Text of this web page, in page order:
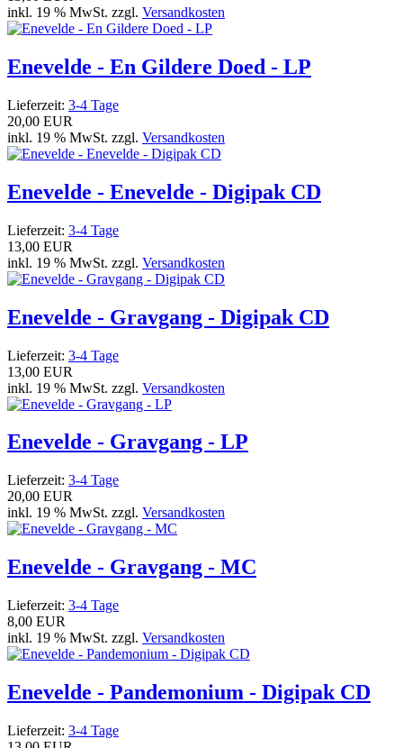
inkl. 19 % MwSt. zzgl. Versandkosten
Enevelde - En Gildere Doed - LP
Lieferzeit: 3-4 Tage
20,00 EUR
inkl. 19 % MwSt. zzgl. Versandkosten
Enevelde - Enevelde - Digipak CD
Lieferzeit: 3-4 Tage
13,00 EUR
inkl. 19 % MwSt. zzgl. Versandkosten
Enevelde - Gravgang - Digipak CD
Lieferzeit: 3-4 Tage
13,00 EUR
inkl. 19 % MwSt. zzgl. Versandkosten
Enevelde - Gravgang - LP
Lieferzeit: 3-4 Tage
20,00 EUR
inkl. 19 % MwSt. zzgl. Versandkosten
Enevelde - Gravgang - MC
Lieferzeit: 3-4 Tage
8,00 EUR
inkl. 19 % MwSt. zzgl. Versandkosten
Enevelde - Pandemonium - Digipak CD
Lieferzeit: 3-4 Tage